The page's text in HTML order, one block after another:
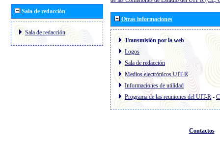
Sala de redacción
Sala de redacción
Otras informaciones
Transmisión por la web
Logos
Sala de redacción
Medios electrónicos UIT-R
Informaciones de utilidad
Programa de las reuniones del UIT-R-
Contactos